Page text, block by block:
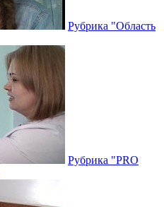
Рубрика "Область
Рубрика "PRO